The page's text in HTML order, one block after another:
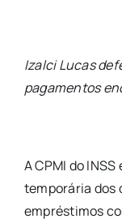
Izalci Lucas
pagamentos
A CPMI do
temporária dos
empréstimos